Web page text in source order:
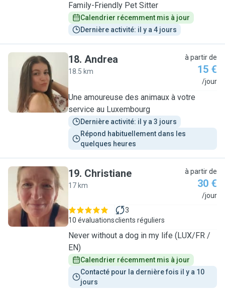
Family-Friendly Pet Sitter
Calendrier récemment mis à jour
Dernière activité: il y a 4 jours
A
18. Andrea
18.5 km
à partir de
15 €
/jour
Une amoureuse des animaux à votre
service au Luxembourg
Dernière activité: il y a 3 jours
Répond habituellement dans les
quelques heures
C
19. Christiane
17 km
à partir de
30 €
/jour
10 évaluations
3
clients réguliers
Never without a dog in my life (LUX/FR /
EN)
Calendrier récemment mis à jour
Contacté pour la dernière fois il y a 10
jours